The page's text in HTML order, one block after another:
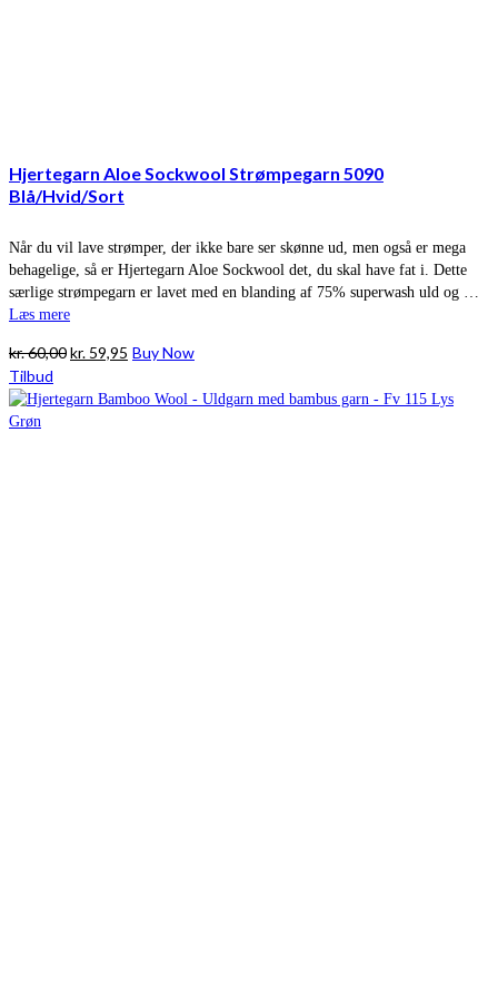
Hjertegarn Aloe Sockwool Strømpegarn 5090
Blå/Hvid/Sort
Når du vil lave strømper, der ikke bare ser skønne ud, men også er mega
behagelige, så er Hjertegarn Aloe Sockwool det, du skal have fat i. Dette
særlige strømpegarn er lavet med en blanding af 75% superwash uld og …
Læs mere
kr.60,00Den
pris
kr. 59,95 Den
pris
Buy Now
Tilbud